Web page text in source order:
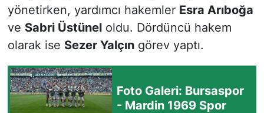
yönetirken, yardımcı hakemler Esra Arıboğa
ve Sabri Üstüneloldu. Dördüncü hakem
olarak ise Sezer Yalçıngörev yaptı.
Foto Galeri: Bursaspor
- Mardin 1969 Spor